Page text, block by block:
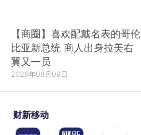
【商圈】喜欢配戴名表的哥伦
比亚新总统 商人出身拉美右
翼又一员
2026年08月09日
财新移动